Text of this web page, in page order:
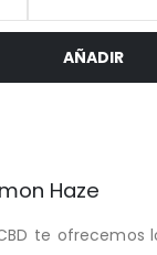
Haze
te ofrecemos